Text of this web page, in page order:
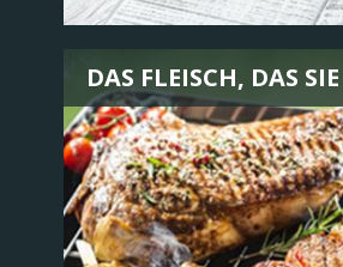
DAS FLEISCH, DAS